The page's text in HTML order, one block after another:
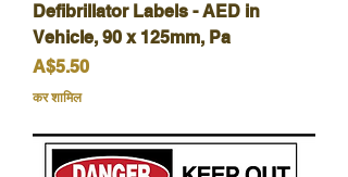
Defibrillator Labels - AED in
Vehicle, 90 x 125mm, Pa
मूल्य
A$5.50
कर शामिल